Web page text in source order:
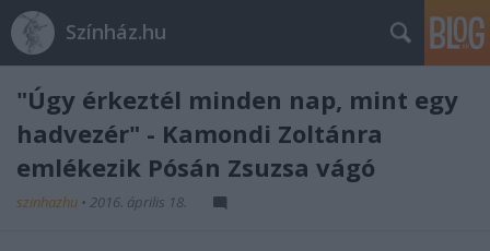
Színház.hu
"Úgy érkeztél minden nap, mint egy
hadvezér" - Kamondi Zoltánra
emlékezik Pósán Zsuzsa vágó
szinhazhu • 2016. április 18.